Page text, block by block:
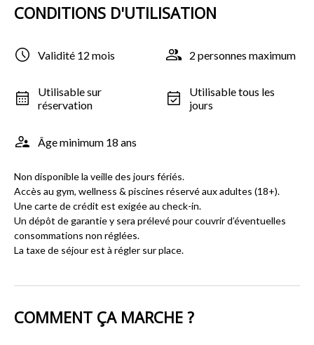
CONDITIONS D'UTILISATION
Validité 12 mois 2 personnes maximum
Utilisable sur
réservation
Utilisable tous les
jours
Âge minimum 18 ans
Non disponible la veille des jours fériés.
Accès au gym, wellness & piscines réservé aux adultes (18+).
Une carte de crédit est exigée au check-in.
Un dépôt de garantie y sera prélevé pour couvrir d’éventuelles
consommations non réglées.
La taxe de séjour est à régler sur place.
COMMENT ÇA MARCHE ?